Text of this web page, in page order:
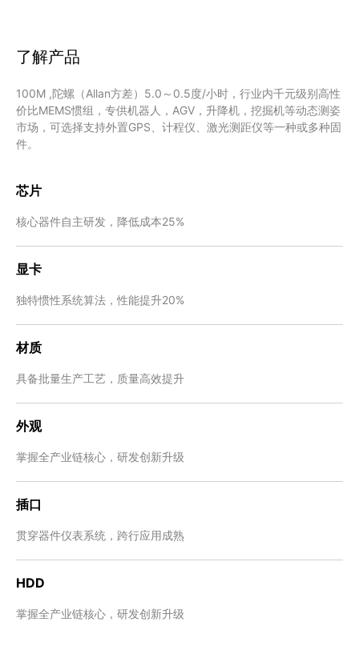
了解产品
100M ,陀螺（Allan方差）5.0～0.5度/小时，行业内千元级别高性
价比MEMS惯组，专供机器人，AGV，升降机，挖掘机等动态测姿
市场，可选择支持外置GPS、计程仪、激光测距仪等一种或多种固
件。
芯片
核心器件自主研发，降低成本25%
显卡
独特惯性系统算法，性能提升20%
材质
具备批量生产工艺，质量高效提升
外观
掌握全产业链核心，研发创新升级
插口
贯穿器件仪表系统，跨行应用成熟
HDD
掌握全产业链核心，研发创新升级